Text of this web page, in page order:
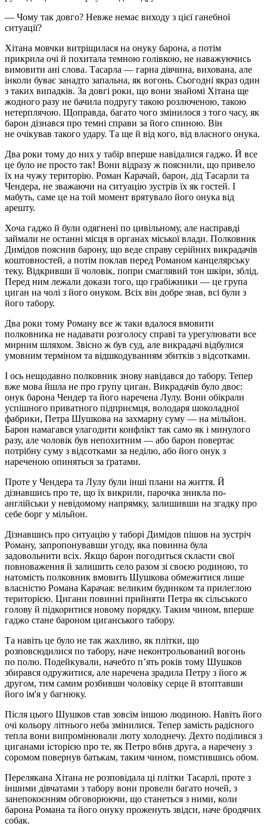
— Чому так довго? Невже немає виходу з цієї ганебної
ситуації?
Хітана мовчки витріщилася на онуку барона, а потім
прикрила очі й похитала темною голівкою, не наважуючись
вимовити ані слова. Тасарла — гарна дівчина, вихована, але
інколи буває занадто запальна, як вогонь. Сьогодні якраз один
з таких випадків. За довгі роки, що вони знайомі Хітана ще
жодного разу не бачила подругу такою розлюченою, такою
нетерплячою. Щоправда, багато чого змінилося з того часу, як
барон дізнався про темні справи за його спиною. Він
не очікував такого удару. Та ще й від кого, від власного онука.
Два роки тому до них у табір вперше навідалися гаджо. Й все
це було не просто так! Вони відразу ж пояснили, що привело
їх на чужу територію. Роман Карачай, барон, дід Тасарли та
Чендера, не зважаючи на ситуацію зустрів їх як гостей. І
мабуть, саме це на той момент врятувало його онука від
арешту.
Хоча гаджо й були одягнені по цивільному, але насправді
займали не останні місця в органах міської влади. Полковник
Димідов пояснив барону, що веде справу серійних викрадачів
коштовностей, а потім поклав перед Романом канцелярську
теку. Відкривши її чоловік, попри смаглявий тон шкіри, зблід.
Перед ним лежали докази того, що грабіжники — це група
циган на чолі з його онуком. Всіх він добре знав, всі були з
його табору.
Два роки тому Роману все ж таки вдалося вмовити
полковника не надавати розголосу справі та урегулювати все
мирним шляхом. Звісно ж був суд, але викрадачі відбулися
умовним терміном та відшкодуванням збитків з відсотками.
І ось нещодавно полковник знову навідався до табору. Тепер
вже мова йшла не про групу циган. Викрадачів було двоє:
онук барона Чендер та його наречена Лулу. Вони обікрали
успішного приватного підприємця, володаря шоколадної
фабрики, Петра Шушкова на захмарну суму — на мільйон.
Барон намагався улагодити конфлікт так само як і минулого
разу, але чоловік був непохитним — або барон повертає
потрібну суму з відсотками за неділю, або його онук з
нареченою опиняться за ґратами.
Проте у Чендера та Лулу були інші плани на життя. Й
дізнавшись про те, що їх викрили, парочка зникла по-
англійськи у невідомому напрямку, залишивши на згадку про
себе борг у мільйон.
Дізнавшись про ситуацію у таборі Димідов пішов на зустріч
Роману, запропонувавши угоду, яка повинна була
задовольнити всіх. Якщо барон погодиться скласти свої
повноваження й залишить село разом зі своєю родиною, то
натомість полковник вмовить Шушкова обмежитися лише
власністю Романа Карачая: великим будинком та прилеглою
територією. Цигани повинні прийняти Петра як сільського
голову й підкоритися новому порядку. Таким чином, вперше
гаджо стане бароном циганського табору.
Та навіть це було не так жахливо, як плітки, що
розповсюдилися по табору, наче неконтрольований вогонь
по полю. Подейкували, начебто п’ять років тому Шушков
збирався одружитися, але наречена зрадила Петру з його ж
другом, тим самим розбивши чоловіку серце й втоптавши
його ім'я у багнюку.
Після цього Шушков став зовсім іншою людиною. Навіть його
очі кольору літнього неба змінилися. Тепер замість радісного
тепла вони випромінювали люту холоднечу. Дехто поділився з
циганами історією про те, як Петро вбив друга, а наречену з
соромом повернув батькам, таким чином, помстившись обом.
Перелякана Хітана не розповідала ці плітки Тасарлі, проте з
іншими дівчатами з табору вони провели багато ночей, з
занепокоєнням обговорюючи, що станеться з ними, коли
барона Романа та його онуку проженуть звідси, наче бродячих
собак.